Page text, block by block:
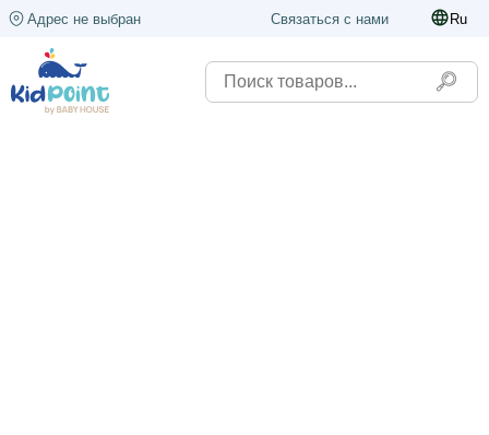
Адрес не выбран Связаться с нами Ru